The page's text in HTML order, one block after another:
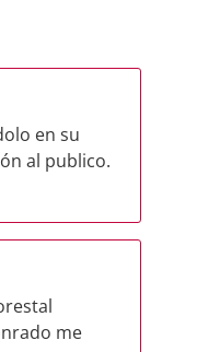
en su
al publico.
me